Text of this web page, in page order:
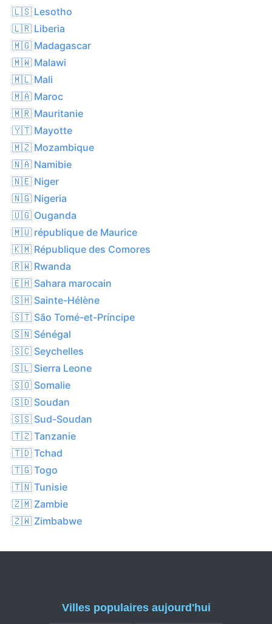
🇱🇸 Lesotho
🇱🇷 Liberia
🇲🇬 Madagascar
🇲🇼 Malawi
🇲🇱 Mali
🇲🇦 Maroc
🇲🇷 Mauritanie
🇾🇹 Mayotte
🇲🇿 Mozambique
🇳🇦 Namibie
🇳🇪 Niger
🇳🇬 Nigeria
🇺🇬 Ouganda
🇲🇺 république de Maurice
🇰🇲 République des Comores
🇷🇼 Rwanda
🇪🇭 Sahara marocain
🇸🇭 Sainte-Hélène
🇸🇹 São Tomé-et-Príncipe
🇸🇳 Sénégal
🇸🇨 Seychelles
🇸🇱 Sierra Leone
🇸🇴 Somalie
🇸🇩 Soudan
🇸🇸 Sud-Soudan
🇹🇿 Tanzanie
🇹🇩 Tchad
🇹🇬 Togo
🇹🇳 Tunisie
🇿🇲 Zambie
🇿🇼 Zimbabwe
Villes populaires aujourd'hui